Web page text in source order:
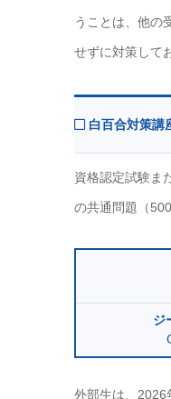
うことは、他の
せずに対策して
白百合対策講
資格認定試験ま
の共通問題（
ジ
外部生は、2026